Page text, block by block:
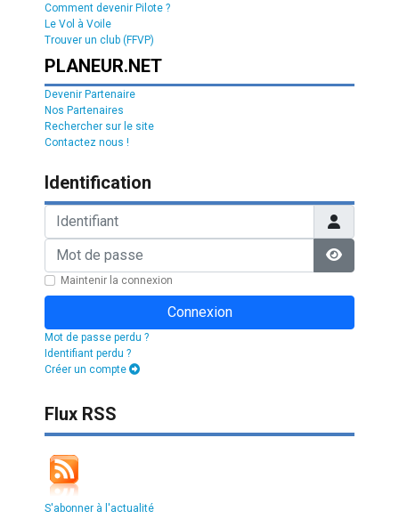
Comment devenir Pilote ?
Le Vol à Voile
Trouver un club (FFVP)
PLANEUR.NET
Devenir Partenaire
Nos Partenaires
Rechercher sur le site
Contactez nous !
Identification
Identifiant
Mot de passe
Afficher
Maintenir la connexion
Connexion
Mot de passe perdu ?
Identifiant perdu ?
Créer un compte
Flux RSS
S'abonner à l'actualité